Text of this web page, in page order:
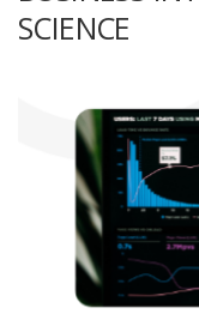
¡PONTE EN
SCIENCE